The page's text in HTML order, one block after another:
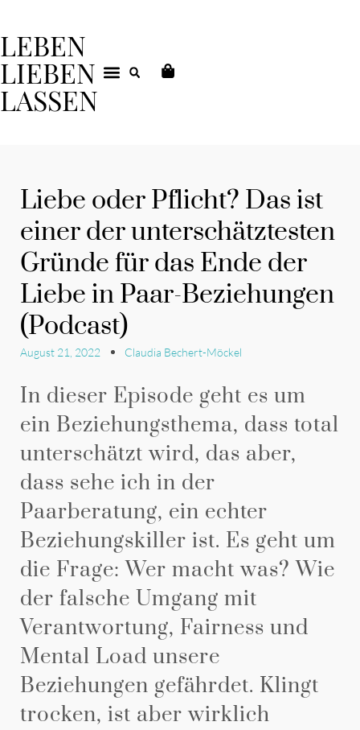
LEBEN
LIEBEN
LASSEN
Liebe oder Pflicht? Das ist
einer der unterschätztesten
Gründe für das Ende der
Liebe in Paar-Beziehungen
(Podcast)
August 21, 2022 Claudia Bechert-Möckel
In dieser Episode geht es um
ein Beziehungsthema, dass total
unterschätzt wird, das aber,
dass sehe ich in der
Paarberatung, ein echter
Beziehungskiller ist. Es geht um
die Frage: Wer macht was? Wie
der falsche Umgang mit
Verantwortung, Fairness und
Mental Load unsere
Beziehungen gefährdet. Klingt
trocken, ist aber wirklich